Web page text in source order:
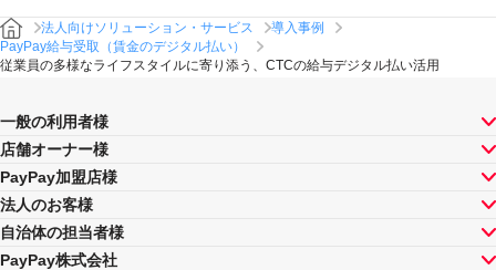
法人向けソリューション・サービス
導入事例
PayPay給与受取（賃金のデジタル払い）
従業員の多様なライフスタイルに寄り添う、CTCの給与デジタル払い活用
一般の利用者様
店舗オーナー様
PayPay加盟店様
法人のお客様
自治体の担当者様
PayPay株式会社